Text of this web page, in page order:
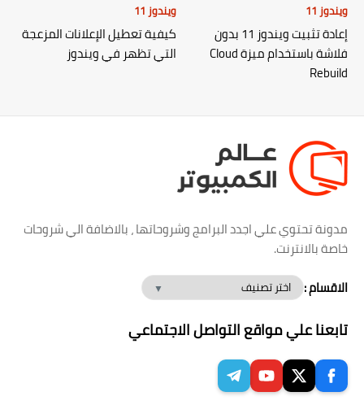
ويندوز 11
إعادة تثبيت ويندوز 11 بدون
فلاشة باستخدام ميزة Cloud
Rebuild
ويندوز 11
كيفية تعطيل الإعلانات المزعجة
التي تظهر في ويندوز
مدونة تحتوي علي اجدد البرامج وشروحاتها ، بالاضافة الي شروحات
خاصة بالانترنت.
الاقسام :
تابعنا علي مواقع التواصل الاجتماعي